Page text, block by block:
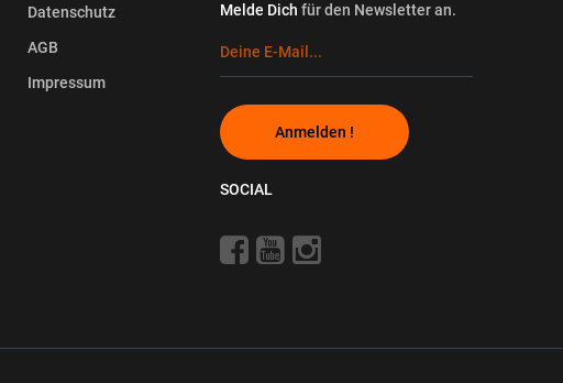
Datenschutz
AGB
Impressum
Melde Dich für den Newsletter an.
Anmelden !
SOCIAL